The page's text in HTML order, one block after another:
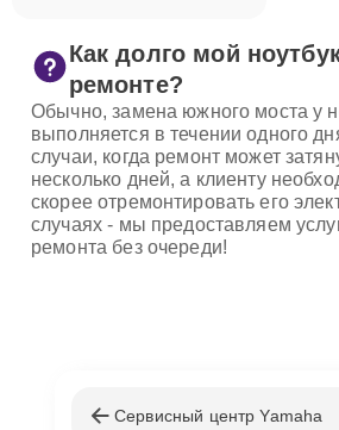
Как долго мой
ремонте?
Обычно, замена южного моста у
выполняется в течении одного
случаи, когда ремонт может
несколько дней, а клиенту
скорее отремонтировать его
случаях - мы предоставляем
ремонта без очереди!
Сервисный центр Yamaha